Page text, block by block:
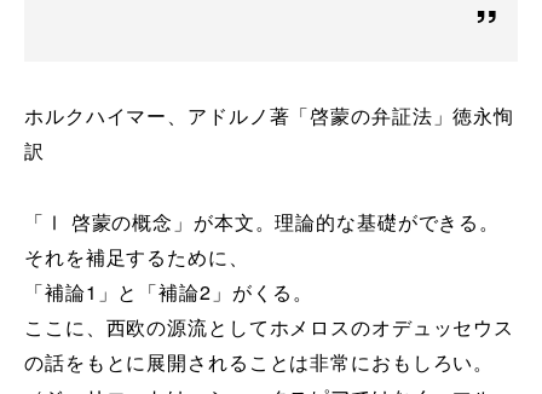
ホルクハイマー、アドルノ著「啓蒙の弁証法」徳永恂
訳
「Ⅰ 啓蒙の概念」が本文。理論的な基礎ができる。
それを補足するために、
「補論1」と「補論2」がくる。
ここに、西欧の源流としてホメロスのオデュッセウス
の話をもとに展開されることは非常におもしろい。